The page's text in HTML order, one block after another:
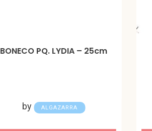
BONECO PQ. LYDIA – 25cm
by ALGAZARRA